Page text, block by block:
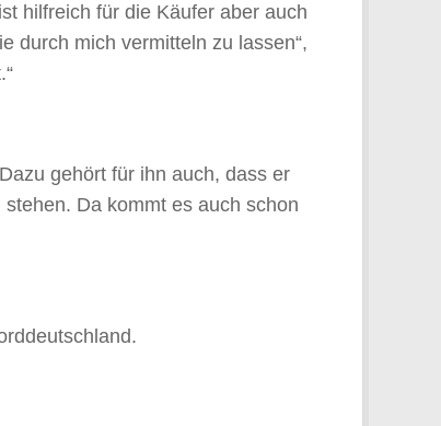
hilfreich für die Käufer aber auch
durch mich vermitteln zu lassen“,
gehört für ihn auch, dass er
Da kommt es auch schon